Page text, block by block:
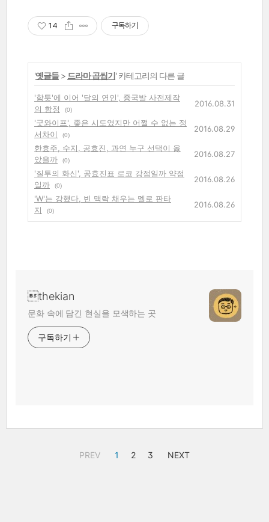
14 구독하기
'옛글들> 드라마 곱씹기' 카테고리의 다른 글
'함틋'에 이어 '달의 연인', 중국발 사전제작
의 함정
(0)
2016.08.31
'굿와이프', 좋은 시도였지만 어쩔 수 없는 정
서차이
(0)
2016.08.29
한효주, 수지, 공효진, 과연 누구 선택이 옳
았을까
(0)
2016.08.27
'질투의 화신', 공효진표 로코 강점일까 약점
일까
(0)
2016.08.26
'W'는 강했다, 빈 맥락 채우는 멜로 판타
지
(0)
2016.08.26
thekian
문화 속에 담긴 현실을 모색하는 곳
구독하기
PREV 1 2 3 NEXT